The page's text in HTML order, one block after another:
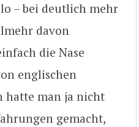
– bei deutlich mehr
davon
die Nase
englischen
hatte man ja nicht
gemacht,